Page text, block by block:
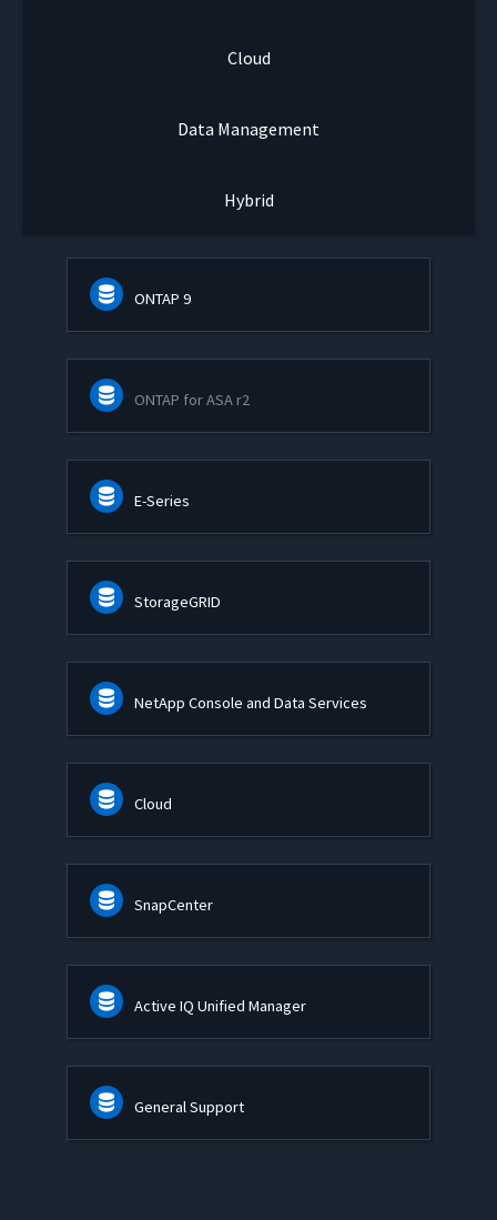
Cloud
Data Management
Hybrid
ONTAP 9
ONTAP for ASA r2
E-Series
StorageGRID
NetApp Console and Data Services
Cloud
SnapCenter
Active IQ Unified Manager
General Support